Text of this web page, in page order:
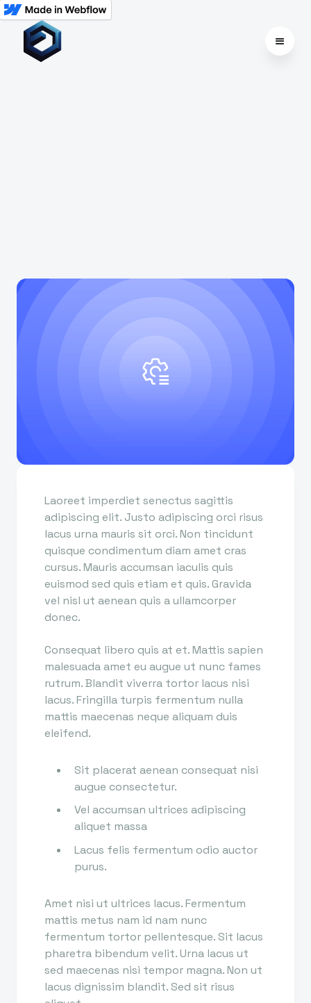
Laoreet imperdiet senectus sagittis
adipiscing elit. Justo adipiscing orci risus
lacus urna mauris sit orci. Non tincidunt
quisque condimentum diam amet cras
cursus. Mauris accumsan iaculis quis
euismod sed quis etiam et quis. Gravida
vel nisl ut aenean quis a ullamcorper
donec.
Consequat libero quis at et. Mattis sapien
malesuada amet eu augue ut nunc fames
rutrum. Blandit viverra tortor lacus nisi
lacus. Fringilla turpis fermentum nulla
mattis maecenas neque aliquam duis
eleifend.
Sit placerat aenean consequat nisi
augue consectetur.
Vel accumsan ultrices adipiscing
aliquet massa
Lacus felis fermentum odio auctor
purus.
Amet nisi ut ultrices lacus. Fermentum
mattis metus nam id nam nunc
fermentum tortor pellentesque. Sit lacus
pharetra bibendum velit. Urna lacus ut
sed maecenas nisi tempor magna. Non ut
lacus dignissim blandit. Sed sit risus